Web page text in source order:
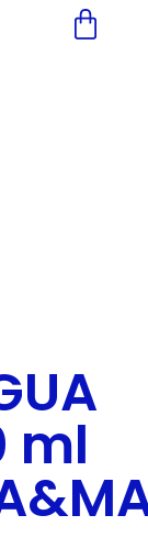
ml